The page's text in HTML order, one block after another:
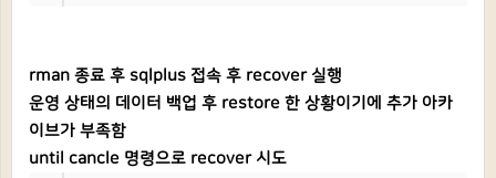
rman 종료 후 sqlplus 접속 후 recover 실행
운영 상태의 데이터 백업 후 restore 한 상황이기에 추가 아카
이브가 부족함
until cancle 명령으로 recover 시도